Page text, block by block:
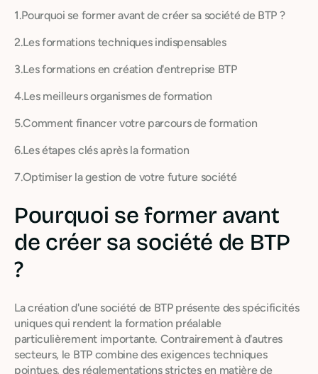
1.Pourquoi se former avant de créer sa société de BTP ?
2.Les formations techniques indispensables
3.Les formations en création d'entreprise BTP
4.Les meilleurs organismes de formation
5.Comment financer votre parcours de formation
6.Les étapes clés après la formation
7.Optimiser la gestion de votre future société
Pourquoi se former avant
de créer sa société de BTP
?
La création d'une société de BTP présente des spécificités
uniques qui rendent la formation préalable
particulièrement importante. Contrairement à d'autres
secteurs, le BTP combine des exigences techniques
pointues, des réglementations strictes en matière de